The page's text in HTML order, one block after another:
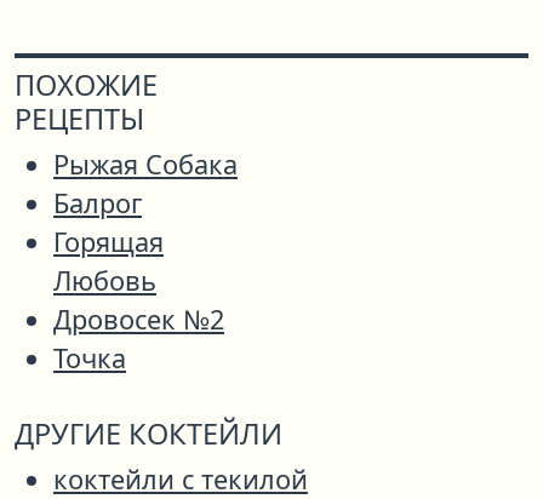
ПОХОЖИЕ
РЕЦЕПТЫ
Рыжая Собака
Балрог
Горящая
Любовь
Дровосек №2
Точка
ДРУГИЕ КОКТЕЙЛИ
коктейли с текилой